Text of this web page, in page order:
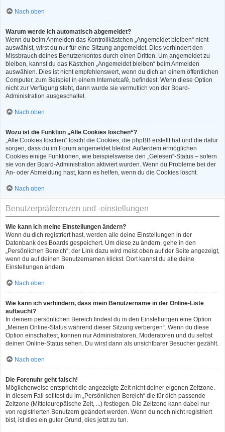
Nach oben
Warum werde ich automatisch abgemeldet?
Wenn du beim Anmelden das Kontrollkästchen „Angemeldet bleiben“ nicht
auswählst, wirst du nur für eine Sitzung angemeldet. Dies verhindert den
Missbrauch deines Benutzerkontos durch einen Dritten. Um angemeldet zu
bleiben, kannst du das Kästchen „Angemeldet bleiben“ beim Anmelden
auswählen. Dies ist nicht empfehlenswert, wenn du dich an einem öffentlichen
Computer, zum Beispiel in einem Internetcafé, befindest. Wenn diese Option
nicht zur Verfügung steht, dann wurde sie vermutlich von der Board-
Administration ausgeschaltet.
Nach oben
Wozu ist die Funktion „Alle Cookies löschen“?
„Alle Cookies löschen“ löscht die Cookies, die phpBB erstellt hat und die dafür
sorgen, dass du im Forum angemeldet bleibst. Außerdem ermöglichen
Cookies einige Funktionen, wie beispielsweise den „Gelesen“-Status – sofern
sie von der Board-Administration aktiviert wurden. Wenn du Probleme bei der
An- oder Abmeldung hast, kann es helfen, wenn du die Cookies löscht.
Nach oben
Benutzerpräferenzen und -einstellungen
Wie kann ich meine Einstellungen ändern?
Wenn du dich registriert hast, werden alle deine Einstellungen in der
Datenbank des Boards gespeichert. Um diese zu ändern, gehe in den
„Persönlichen Bereich“; der Link dazu wird meist oben auf der Seite angezeigt,
wenn du auf deinen Benutzernamen klickst. Dort kannst du alle deine
Einstellungen ändern.
Nach oben
Wie kann ich verhindern, dass mein Benutzername in der Online-Liste
auftaucht?
In deinem persönlichen Bereich findest du in den Einstellungen eine Option
„Meinen Online-Status während dieser Sitzung verbergen“. Wenn du diese
Option einschaltest, können nur Administratoren, Moderatoren und du selbst
deinen Online-Status sehen. Du wirst dann als unsichtbarer Besucher gezählt.
Nach oben
Die Forenuhr geht falsch!
Möglicherweise entspricht die angezeigte Zeit nicht deiner eigenen Zeitzone.
In diesem Fall solltest du im „Persönlichen Bereich“ die für dich passende
Zeitzone (Mitteleuropäische Zeit, ...) festlegen. Die Zeitzone kann dabei nur
von registrierten Benutzern geändert werden. Wenn du noch nicht registriert
bist, ist dies ein guter Grund, dies jetzt zu tun.